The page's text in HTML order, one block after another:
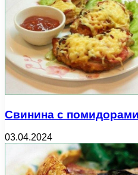
Свинина с
03.04.2024